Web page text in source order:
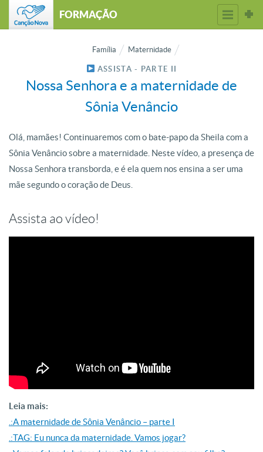
FORMAÇÃO
Família Maternidade
ASSISTA - PARTE II
Nossa Senhora e a maternidade de
Sônia Venâncio
Olá, mamães! Continuaremos com o bate-papo da Sheila com a
Sônia Venâncio sobre a maternidade. Neste vídeo, a presença de
Nossa Senhora transborda, e é ela quem nos ensina a ser uma
mãe segundo o coração de Deus.
Assista ao vídeo!
Leia mais:
.:A maternidade de Sônia Venâncio – parte I
.:TAG: Eu nunca da maternidade. Vamos jogar?